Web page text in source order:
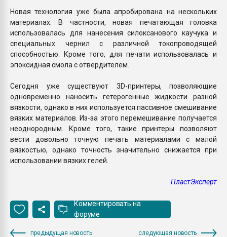
Новая технология уже была апробирована на нескольких
материалах. В частности, новая печатающая головка
использовалась для нанесения силоксанового каучука и
специальных чернил с различной токопроводящей
способностью. Кроме того, для печати использовалась и
эпоксидная смола с отвердителем.
Сегодня уже существуют 3D-принтеры, позволяющие
одновременно наносить гетерогенные жидкости разной
вязкости, однако в них используется пассивное смешивание
вязких материалов. Из-за этого перемешивание получается
неоднородным. Кроме того, такие принтеры позволяют
вести довольно точную печать материалами с малой
вязкостью, однако точность значительно снижается при
использовании вязких гелей.
ПластЭксперт
Комментировать на
форуме
предыдущая новость следующая новость